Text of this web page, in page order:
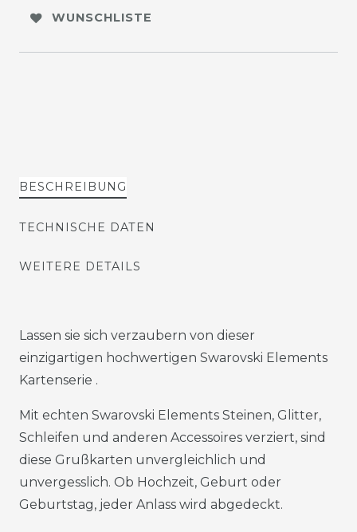
WUNSCHLISTE
BESCHREIBUNG
TECHNISCHE DATEN
WEITERE DETAILS
Lassen sie sich verzaubern von dieser
einzigartigen hochwertigen Swarovski Elements
Kartenserie .
Mit echten Swarovski Elements Steinen, Glitter,
Schleifen und anderen Accessoires verziert, sind
diese Grußkarten unvergleichlich und
unvergesslich. Ob Hochzeit, Geburt oder
Geburtstag, jeder Anlass wird abgedeckt.